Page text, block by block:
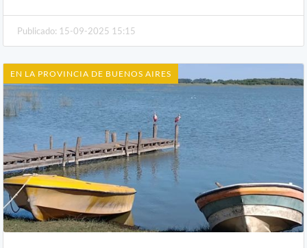
Publicado: 15-09-2025 15:15
EN LA PROVINCIA DE BUENOS AIRES